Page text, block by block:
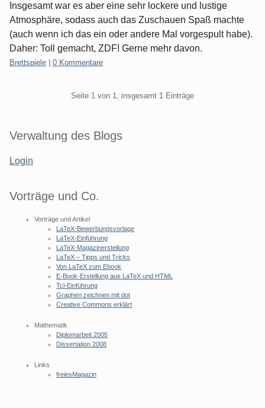
Insgesamt war es aber eine sehr lockere und lustige
Atmosphäre, sodass auch das Zuschauen Spaß machte
(auch wenn ich das ein oder andere Mal vorgespult habe).
Daher: Toll gemacht, ZDF! Gerne mehr davon.
Kategorien:
Brettspiele 0 Kommentare
Seite 1 von 1, insgesamt 1 Einträge
Seitenleiste
Verwaltung des Blogs
Login
Vorträge und Co.
Vorträge und Artikel
LaTeX-Bewerbungsvorlage
LaTeX-Einführung
LaTeX-Magazinerstellung
LaTeX – Tipps und Tricks
Von LaTeX zum Ebook
E-Book-Erstellung aus LaTeX und HTML
Tcl-Einführung
Graphen zeichnen mit dot
Creative Commons erklärt
Mathematik
Diplomarbeit 2005
Dissertation 2008
Links
freiesMagazin